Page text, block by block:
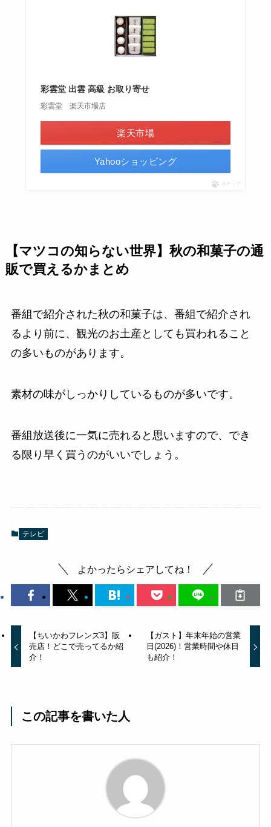
彩雲堂 出雲 高級 お取り寄せ
彩雲堂 楽天市場店
楽天市場
Yahooショッピング
ポチップ
【マツコの知らない世界】秋の和菓子の通
販で買えるかまとめ
番組で紹介された秋の和菓子は、番組で紹介され
るより前に、観光のお土産としても買われること
の多いものがあります。
素材の味がしっかりしているものが多いです。
番組放送後に一気に売れると思いますので、でき
る限り早く買うのがいいでしょう。
テレビ
よかったらシェアしてね！
【ちいかわフレンズ3】販
売店！どこで売ってるか紹
介！
【ガスト】年末年始の営業
日(2026)！営業時間や休日
も紹介！
この記事を書いた人